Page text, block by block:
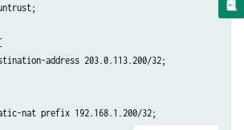
address 203.0.113.200/32;
nat prefix 192.168.1.200/32;